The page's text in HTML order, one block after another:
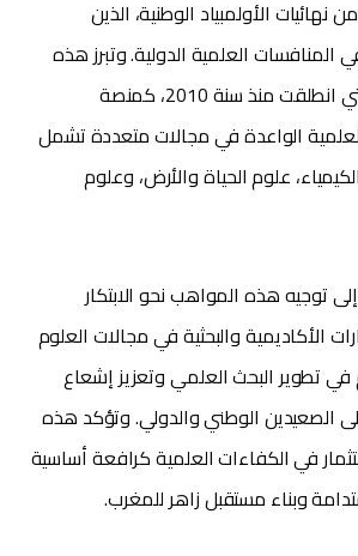
نهائيات الأولمبياد الوطنية، الذين
العلمية الدولية. وتبرز هذه
المبادرة السنوية، التي انطلقت منذ سنة 2010، كمنصة
الواعدة في مجالات متعددة تشمل
الكيمياء، علوم الحياة والأرض، وعلوم
توجيه هذه المواهب نحو الابتكار
الأكاديمية والبحثية في مجالات العلوم
في تطوير البحث العلمي وتعزيز إشعاع
الصعيدين الوطني والدولي. وتؤكد هذه
في الكفاءات العلمية كرافعة أساسية
وبناء مستقبل زاهر للمغرب.